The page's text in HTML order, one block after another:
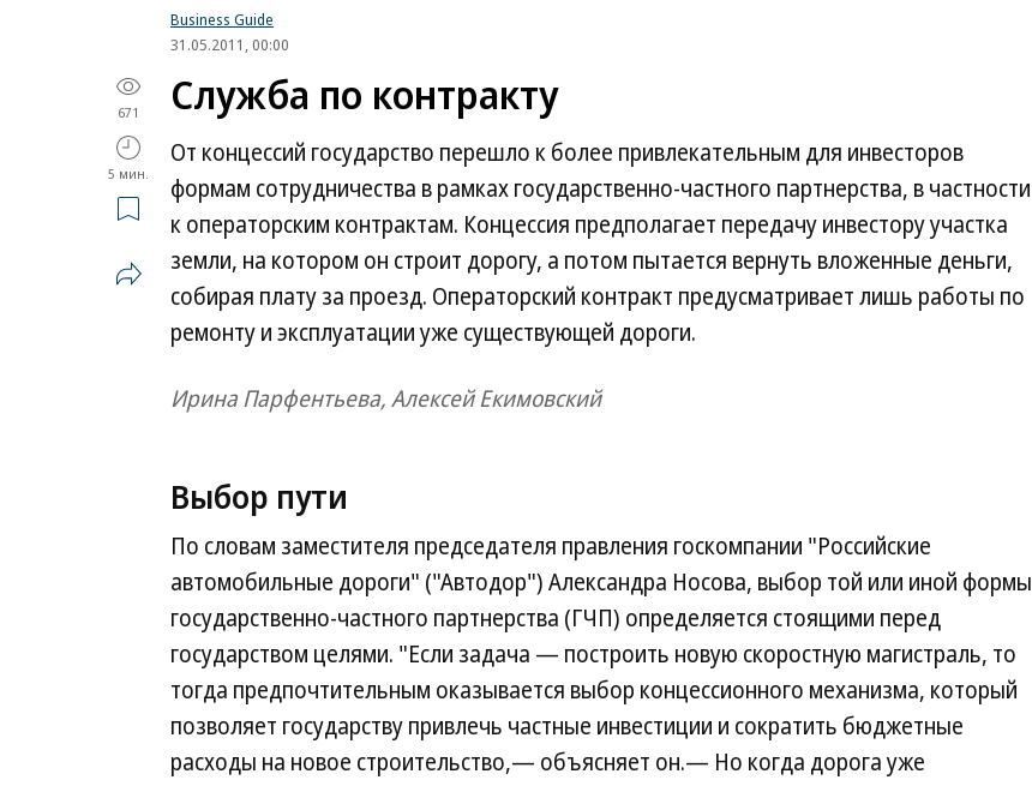
Business Guide
31.05.2011, 00:00
671
5 мин.
Служба по контракту
От концессий государство перешло к более привлекательным для инвесторов
формам сотрудничества в рамках государственно-частного партнерства, в частности
к операторским контрактам. Концессия предполагает передачу инвестору участка
земли, на котором он строит дорогу, а потом пытается вернуть вложенные деньги,
собирая плату за проезд. Операторский контракт предусматривает лишь работы по
ремонту и эксплуатации уже существующей дороги.
Ирина Парфентьева, Алексей Екимовский
Выбор пути
По словам заместителя председателя правления госкомпании "Российские
автомобильные дороги" ("Автодор") Александра Носова, выбор той или иной формы
государственно-частного партнерства (ГЧП) определяется стоящими перед
государством целями. "Если задача — построить новую скоростную магистраль, то
тогда предпочтительным оказывается выбор концессионного механизма, который
позволяет государству привлечь частные инвестиции и сократить бюджетные
расходы на новое строительство,— объясняет он.— Но когда дорога уже